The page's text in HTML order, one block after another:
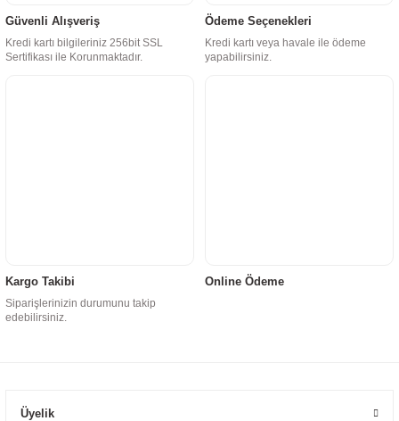
Güvenli Alışveriş
Kredi kartı bilgileriniz 256bit SSL
Sertifikası ile Korunmaktadır.
Ödeme Seçenekleri
Kredi kartı veya havale ile ödeme
yapabilirsiniz.
Kargo Takibi
Siparişlerinizin durumunu takip
edebilirsiniz.
Online Ödeme
Üyelik